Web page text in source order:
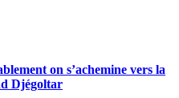
on s’achemine vers la
Djégoltar